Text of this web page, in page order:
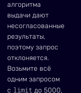
алгоритма
выдачи дают
несогласованные
результаты,
поэтому запрос
отклоняется.
Возьмите всё
одним запросом
с limit до 5000,